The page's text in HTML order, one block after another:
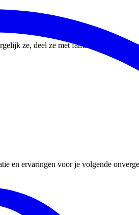
ze, deel ze met familie of vrienden,
en ervaringen voor je volgende